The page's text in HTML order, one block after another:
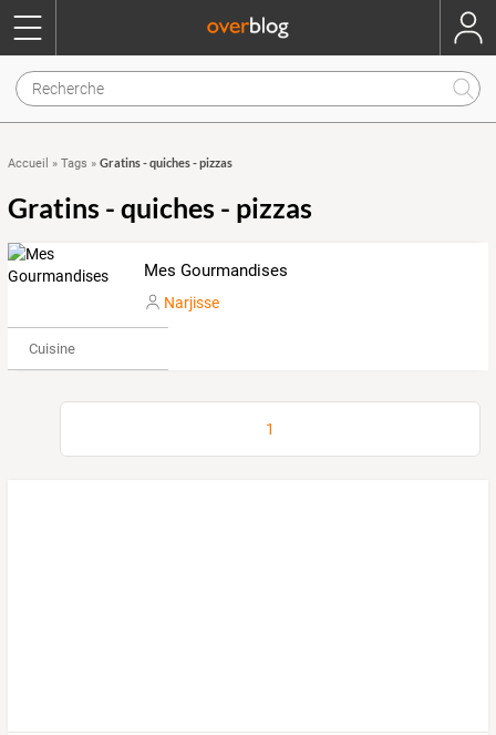
Accueil » Tags » Gratins - quiches - pizzas
Gratins - quiches - pizzas
Mes Gourmandises
Narjisse
Cuisine
1